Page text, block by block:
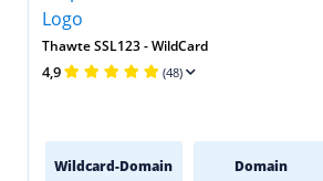
Thawte SSL123 - WildCard
4,9 (48)
Wildcard-Domain Domain